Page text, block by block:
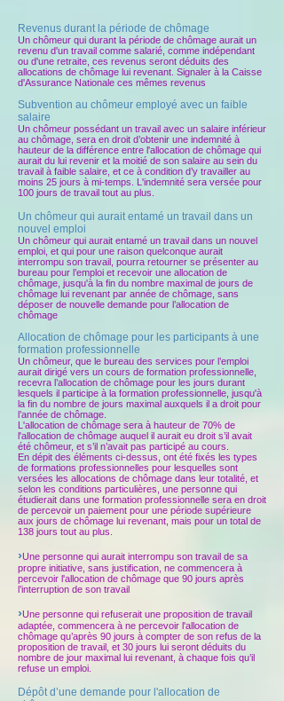
Revenus durant la période de chômage
Un chômeur qui durant la période de chômage aurait un
revenu d'un travail comme salarié, comme indépendant
ou d'une retraite, ces revenus seront déduits des
allocations de chômage lui revenant. Signaler à la Caisse
d'Assurance Nationale ces mêmes revenus
Subvention au chômeur employé avec un faible
salaire
Un chômeur possédant un travail avec un salaire inférieur
au chômage, sera en droit d’obtenir une indemnité à
hauteur de la différence entre l'allocation de chômage qui
aurait du lui revenir et la moitié de son salaire au sein du
travail à faible salaire, et ce à condition d’y travailler au
moins 25 jours à mi-temps. L'indemnité sera versée pour
100 jours de travail tout au plus.
Un chômeur qui aurait entamé un travail dans un
nouvel emploi
Un chômeur qui aurait entamé un travail dans un nouvel
emploi, et qui pour une raison quelconque aurait
interrompu son travail, pourra retourner se présenter au
bureau pour l’emploi et recevoir une allocation de
chômage, jusqu'à la fin du nombre maximal de jours de
chômage lui revenant par année de chômage, sans
déposer de nouvelle demande pour l’allocation de
chômage
Allocation de chômage pour les participants à une
formation professionnelle
Un chômeur, que le bureau des services pour l’emploi
aurait dirigé vers un cours de formation professionnelle,
recevra l’allocation de chômage pour les jours durant
lesquels il participe à la formation professionnelle, jusqu'à
la fin du nombre de jours maximal auxquels il a droit pour
l’année de chômage.
L'allocation de chômage sera à hauteur de 70% de
l'allocation de chômage auquel il aurait eu droit s’il avait
été chômeur, et s’il n’avait pas participé au cours.
En dépit des éléments ci-dessus, ont été fixés les types
de formations professionnelles pour lesquelles sont
versées les allocations de chômage dans leur totalité, et
selon les conditions particulières, une personne qui
étudierait dans une formation professionnelle sera en droit
de percevoir un paiement pour une période supérieure
aux jours de chômage lui revenant, mais pour un total de
138 jours tout au plus.
›Une personne qui aurait interrompu son travail de sa
propre initiative, sans justification, ne commencera à
percevoir l'allocation de chômage que 90 jours après
l’interruption de son travail
›Une personne qui refuserait une proposition de travail
adaptée, commencera à ne percevoir l'allocation de
chômage qu’après 90 jours à compter de son refus de la
proposition de travail, et 30 jours lui seront déduits du
nombre de jour maximal lui revenant, à chaque fois qu’il
refuse un emploi.
Dépôt d’une demande pour l'allocation de